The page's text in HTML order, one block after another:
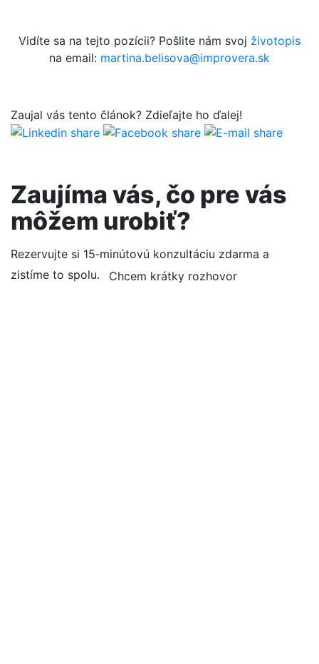
Vidíte sa na tejto pozícii? Pošlite nám svoj životopis
na email: martina.belisova@improvera.sk
Zaujal vás tento článok? Zdieľajte ho ďalej!
Zaujíma vás, čo pre vás
môžem urobiť?
Rezervujte si 15‑minútovú konzultáciu zdarma a
zistíme to spolu.
Chcem krátky rozhovor